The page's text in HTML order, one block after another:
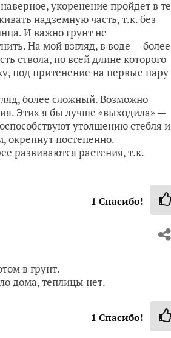
укоренение пройдет в те
надземную часть, т.к. без
И важно грунт не
На мой взгляд, в воде — более
ствола, по всей длине которого
под притенение на первые пару
более сложный. Возможно
Этих я бы лучше «выходила» —
утолщению стебля и
окрепнут постепенно.
развиваются растения, т.к.
1 Спасибо!
в грунт.
дома, теплицы нет.
1 Спасибо!